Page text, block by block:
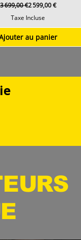
Prix original
3 699,00 €Prix promotionnel
2 599,00 €
Taxe Incluse
au panier